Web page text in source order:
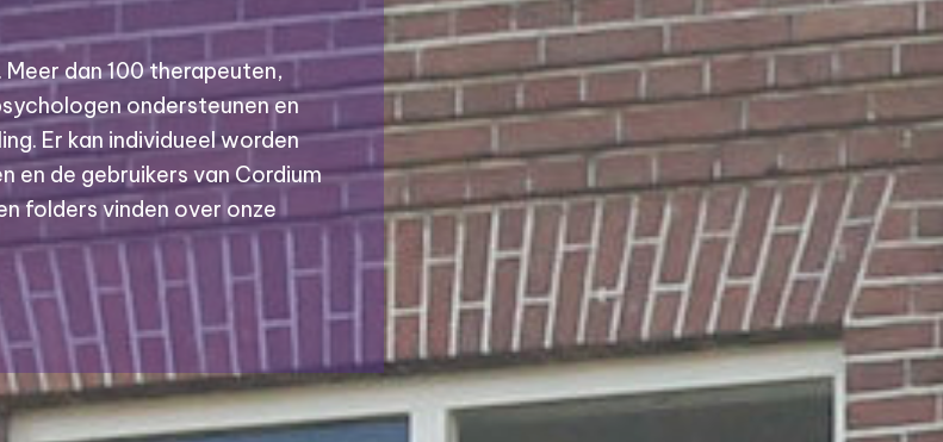
dan 100 therapeuten,
ondersteunen en
Er kan individueel worden
de gebruikers van Cordium
folders vinden over onze